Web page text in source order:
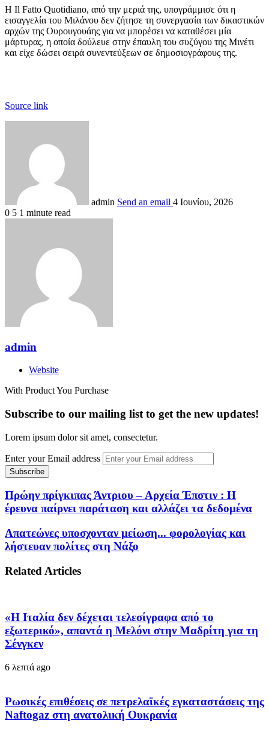
Η Il Fatto Quotidiano, από την μεριά της, υπογράμμισε ότι η
εισαγγελία του Μιλάνου δεν ζήτησε τη συνεργασία των δικαστικών
αρχών της Ουρουγουάης για να μπορέσει να καταθέσει μία
μάρτυρας, η οποία δούλευε στην έπαυλη του συζύγου της Μινέτι
και είχε δώσει σειρά συνεντεύξεων σε δημοσιογράφους της.
Source link
admin Send an email 4 Ιουνίου, 2026
0 5 1 minute read
admin
Website
With Product You Purchase
Subscribe to our mailing list to get the new updates!
Lorem ipsum dolor sit amet, consectetur.
Enter your Email address
Πρώην πρίγκιπας Άντριου – Αρχεία Έπστιν : Η
έρευνα παίρνει παράταση και αλλάζει τα δεδομένα
Απατεώνες υποσχονταν μείωση... φορολογίας και
λήστευαν πολίτες στη Νάξο
Related Articles
«Η Ιταλία δεν δέχεται τελεσίγραφα από το
εξωτερικό», απαντά η Μελόνι στην Μαδρίτη για τη
Σένγκεν
6 λεπτά ago
Ρωσικές επιθέσεις σε πετρελαϊκές εγκαταστάσεις της
Naftogaz στη ανατολική Ουκρανία